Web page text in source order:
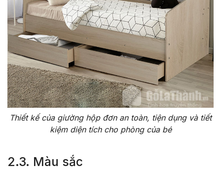
Thiết kế của giường hộp đơn an toàn, tiện dụng và tiết
kiệm diện tích cho phòng của bé
2.3. Màu sắc